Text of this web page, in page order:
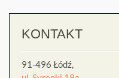
KONTAKT
91-496 Łódź,